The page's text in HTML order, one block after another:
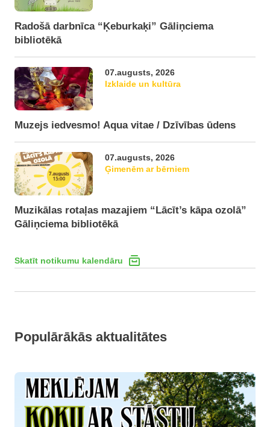
Radošā darbnīca “Ķeburkaķi” Gāliņciema
bibliotēkā
07.augusts, 2026
Izklaide un kultūra
Muzejs iedvesmo! Aqua vitae / Dzīvības ūdens
07.augusts, 2026
Ģimenēm ar bērniem
Muzikālas rotaļas mazajiem “Lācīt’s kāpa ozolā”
Gāliņciema bibliotēkā
Skatīt notikumu kalendāru
Populārākās aktualitātes